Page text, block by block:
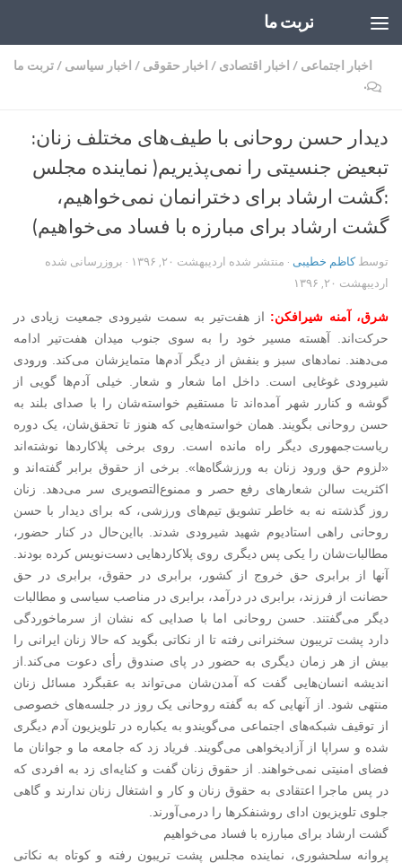
تربت ما
اخبار اجتماعی / اخبار اقتصادی / اخبار حقوقی / اخبار سیاسی /تربت ما
۰
دیدار حسن روحانی با طیف‌های مختلف زنان:
تبعیض جنسیتی را نمی‌پذیریم( نماینده مجلس
:گشت ارشاد برای دخترانمان نمی‌خواهیم،
گشت ارشاد برای مبارزه با فساد می‌خواهیم)
توسطکاظم خطیبی · منتشر شده اردیبهشت ۲۰, ۱۳۹۶
· بروزرسانی شده
اردیبهشت ۲۰, ۱۳۹۶
شرق، آمنه شیرافکن: از هفت‌تیر به سمت شیرودی جمعیت زیادی در
حرکت‌اند. آهسته مسیر خود را به سوی جنوب میدان هفت‌تیر ادامه
می‌دهند. نمادهای سبز و بنفش از دیگر آدم‌ها متمایزشان می‌کند. ورودی
شیرودی غوغایی است. داخل اما شعار و شعار. خیلی‌ آدم‌ها گویی از
گوشه و کنارر شهر آمده‌اند تا مستقیم خواسته‌شان را با صدای بلند به
حسن روحانی بگویند. همان خواسته‌هایی که هنوز تا تحقق‌شان، یک دوره
ریاست‌جمهوری دیگر راه مانده‌ است. روی برخی پلاکاردها نوشته‌اند
«لزوم حق ورود زنان به ورزشگاه‌ها». برخی از حقوق برابر گفته‌اند و
اکثریت سالن شعارهای رفع حصر و ممنوع‌التصویری سر می‌دهد. زنان
روز گذشته نه به خاطر تشویق تیم‌های ورزشی، که برای دیدار با حسن
روحانی راهی استادیوم شهید شیرودی شدند. بااین‌حال در کنار حضور،
مطالبات‌شان را یکی پس دیگری روی پلاکاردهایی دست‌نویس کرده بودند.
آنها از برابری حق خروج از کشور، برابری در حقوق، برابری در حق
حضانت از فرزند، برابری در درآمد، برابری در مناصب سیاسی و مطالبات
دیگر می‌گفتند. حسن روحانی اما با صدایی که نشان از سرماخوردگی
دارد پشت تریبون سخنرانی رفته تا از نکاتی بگوید که حالا زنان ایرانی را
بیش از هر زمان دیگری به حضور در پای صندوق رأی دعوت می‌کند.از
اندیشه انسان‌هایی گفت که آمدن‌شان می‌تواند به عقبگرد مسائل زنان
منتهی شود. از آنهایی که به گفته روحانی یک روز در جلسه‌های خصوصی
از توقیف شبکه‌های اجتماعی می‌گویندو به یکباره در تلویزیون آدم دیگری
شده و سراپا از آزادیخواهی می‌گویند. فریاد زد که جامعه ما و جوانان ما
فضای امنیتی نمی‌خواهند. از حقوق زنان گفت و کنایه‌ای زد به افردی که
در پس ماجرا اعتقادی به حقوق زنان و کار و اشتغال زنان ندارند و گاهی
جلوی تلویزیون ادای روشنفکرها را درمی‌آورند.
گشت ارشاد برای مبارزه با فساد می‌خواهیم
پروانه سلحشوری، نماینده مجلس پشت تریبون رفته و کوتاه به نکاتی